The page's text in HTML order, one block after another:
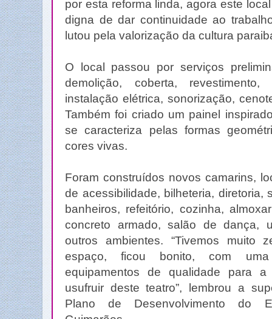
por esta reforma linda, agora este
digna de dar continuidade ao
lutou pela valorização da cultura
O local passou por serviços
demolição, coberta, revestimento,
instalação elétrica, sonorização,
Também foi criado um painel
se caracteriza pelas formas
cores vivas.
Foram construídos novos camarins,
de acessibilidade, bilheteria, diretoria,
banheiros, refeitório, cozinha,
concreto armado, salão de dança,
outros ambientes. “Tivemos muito
espaço, ficou bonito, com
equipamentos de qualidade para
usufruir deste teatro”, lembrou a
Plano de Desenvolvimento do